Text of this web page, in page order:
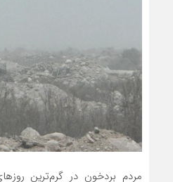
مردم بردخون در گرم‌ترین